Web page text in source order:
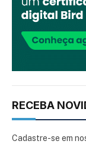
RECEBA
Cadastre-se em